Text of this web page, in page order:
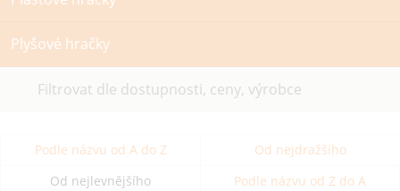
Plyšové hračky
Filtrovat dle dostupnosti, ceny, výrobce
Podle názvu od A do Z
Od nejdražšího
Od nejlevnějšího
Podle názvu od Z do A